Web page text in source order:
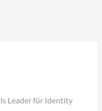
Leader für Identity